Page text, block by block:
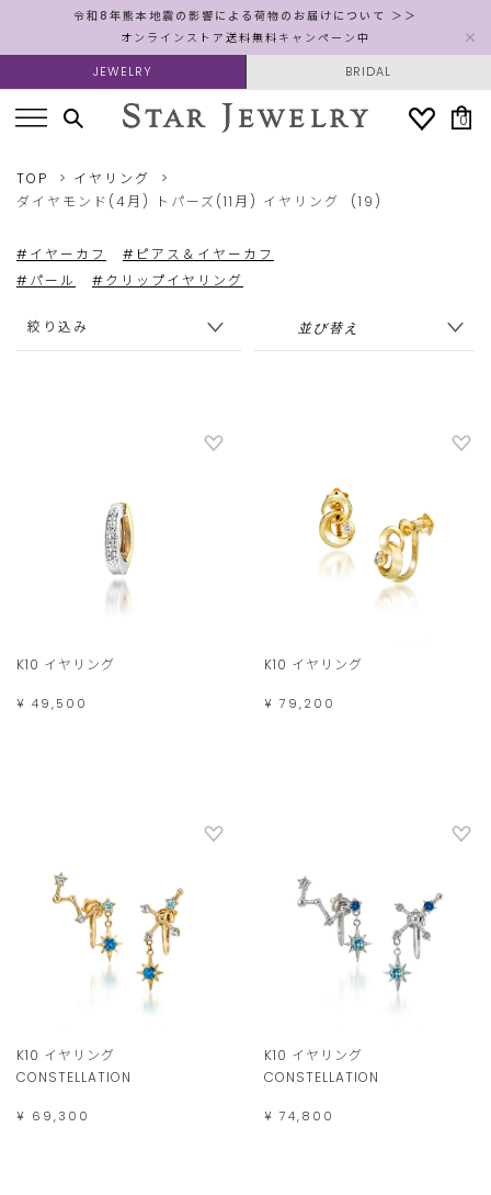
令和8年熊本地震の影響による荷物のお届けについて ＞＞
オンラインストア送料無料キャンペーン中
JEWELRY BRIDAL
0
TOP
イヤリング
ダイヤモンド(4月)
トパーズ(11月) イヤリング (19)
#イヤーカフ
#ピアス＆イヤーカフ
#パール
#クリップイヤリング
絞り込み
K10 イヤリング
¥ 49,500
K10 イヤリング
¥ 79,200
K10 イヤリング
CONSTELLATION
¥ 69,300
K10 イヤリング
CONSTELLATION
¥ 74,800